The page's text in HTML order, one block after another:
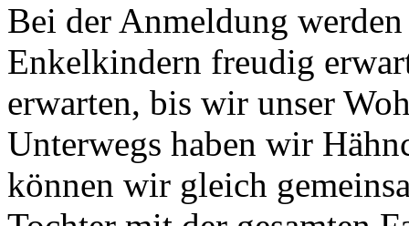
Bei der Anmeldung
Enkelkindern freudig
erwarten, bis wir unser
Unterwegs haben wir
können wir gleich